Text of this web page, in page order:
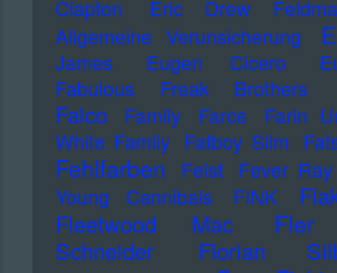
Clapton
Eric Drew
Allgemeine Verunsicherung
James
Eugen Cicero
Fabulous Freak Brothers
Falco Family Farce Farin
White Family Fatboy Slim
Fehlfarben Feist Fever Ray
Young Cannibals
FINK
Fleetwood Mac
Fler
Schneider
Florian